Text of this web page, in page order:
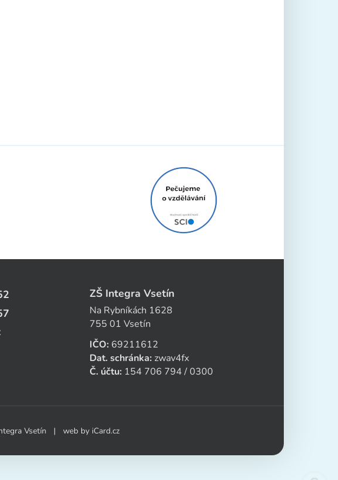
ZŠ Integra Vsetín
Na Rybníkách 1628
755 01 Vsetín
IČO: 69211612
Dat. schránka: zwav4fx
Č. účtu: 154 706 794 / 0300
Vsetín | web by iCard.cz